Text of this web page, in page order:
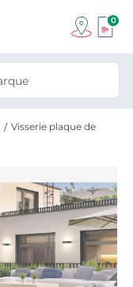
0
Visserie plaque de